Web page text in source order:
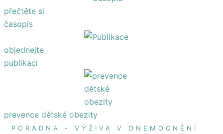
přečtěte si
časopis
objednejte
publikaci
prevence dětské obezity
PORADNA - VÝŽIVA V ONEMOCNĚNÍ